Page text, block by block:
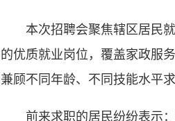
本次招聘会聚焦辖区居民
的优质就业岗位，覆盖家政服
兼顾不同年龄、不同技能水平
前来求职的居民纷纷表示